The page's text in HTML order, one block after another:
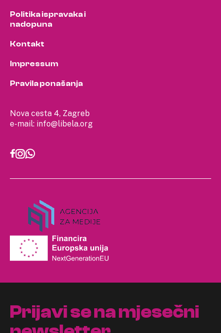
Nova cesta 4, Zagreb
e-mail: info@libela.org
Politika ispravaka i
nadopuna
Kontakt
Impressum
Pravila ponašanja
Prijavi se na mjesečni